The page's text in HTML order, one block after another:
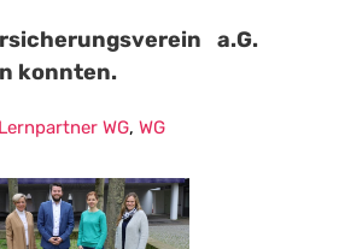
a.G.
konnten.
Lernpartner WG, WG